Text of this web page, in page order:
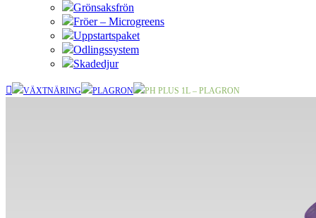
Grönsaksfrön
Fröer – Microgreens
Uppstartspaket
Odlingssystem
Skadedjur
VÄXTNÄRING PLAGRON PH PLUS 1L – PLAGRON